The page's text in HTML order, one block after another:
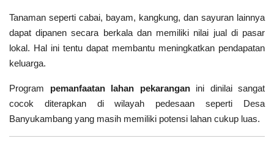
Tanaman seperti cabai, bayam, kangkung, dan sayuran lainnya
dapat dipanen secara berkala dan memiliki nilai jual di pasar
lokal. Hal ini tentu dapat membantu meningkatkan pendapatan
keluarga.
Program pemanfaatan lahan pekaranganini dinilai sangat
cocok diterapkan di wilayah pedesaan seperti Desa
Banyukambang yang masih memiliki potensi lahan cukup luas.